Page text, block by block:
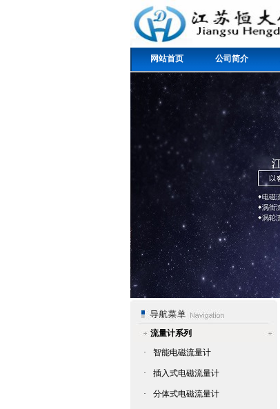
网站首页 公司简介
流量计系列
·
智能电磁流量计
· 插入式电磁流量计
· 分体式电磁流量计